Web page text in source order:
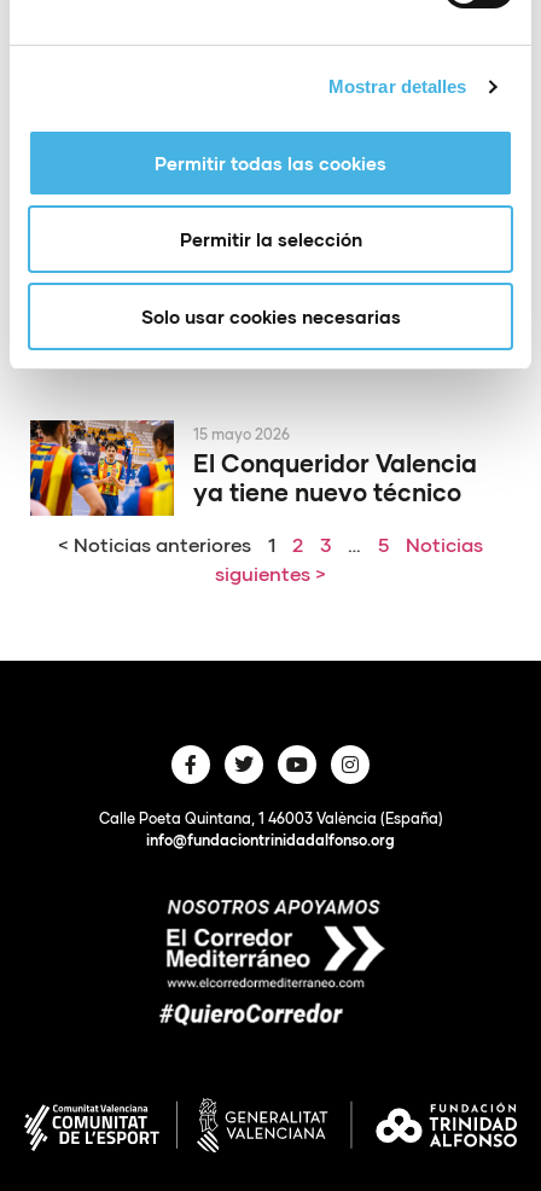
Mostrar detalles
Permitir todas las cookies
Permitir la selección
Solo usar cookies necesarias
Valencia volverá a acoger
la Copa del Rey de
voleibol
El PAS Alcoy rinde
homenaje a dos de sus
El Conqueridor Valencia
ya tiene nuevo técnico
15 mayo 2026
< Noticias anteriores 1 2 3 … 5
Noticias
siguientes >
Calle Poeta Quintana, 1 46003 València (España)
info@fundaciontrinidadalfonso.org